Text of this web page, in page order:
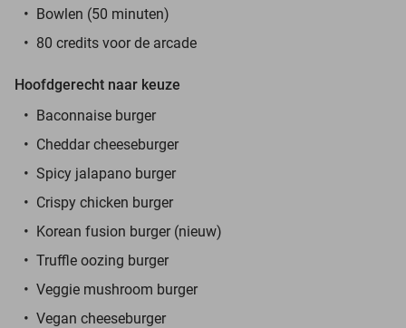
Bowlen (50 minuten)
80 credits voor de arcade
Hoofdgerecht naar keuze
Baconnaise burger
Cheddar cheeseburger
Spicy jalapano burger
Crispy chicken burger
Korean fusion burger (nieuw)
Truffle oozing burger
Veggie mushroom burger
Vegan cheeseburger